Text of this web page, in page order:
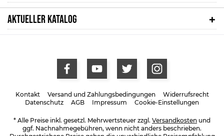
AKTUELLER KATALOG
Kontakt Versand und Zahlungsbedingungen
Widerrufsrecht
Datenschutz
AGB Impressum Cookie-Einstellungen
* Alle Preise inkl. gesetzl. Mehrwertsteuer zzgl. Versandkosten und
ggf. Nachnahmegebühren, wenn nicht anders beschrieben.